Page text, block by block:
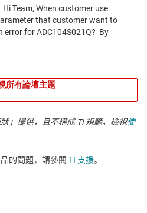
所有論壇主題
」提供，且不構成 TI 規範。檢視使
的問題，請參閱 TI 支援。​​​​​​​​​​​​​​